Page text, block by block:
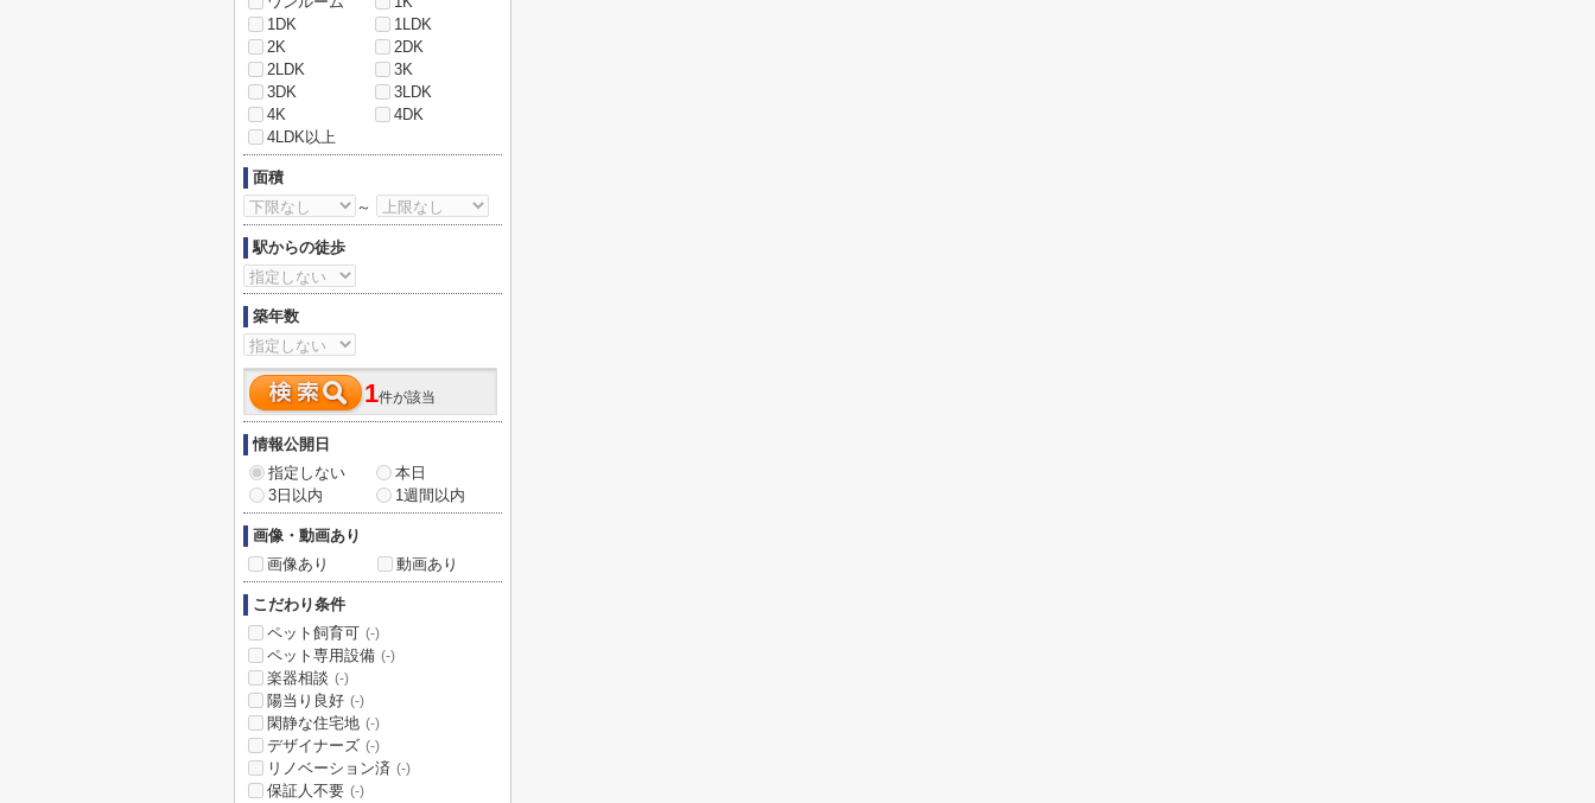
1DK
1LDK
2K
2DK
2LDK
3K
3DK
3LDK
4K
4DK
4LDK以上
面積
～
駅からの徒歩
築年数
1件が該当
情報公開日
指定しない
本日
3日以内
1週間以内
画像・動画あり
画像あり
動画あり
こだわり条件
ペット飼育可 (-)
ペット専用設備 (-)
楽器相談 (-)
陽当り良好 (-)
閑静な住宅地 (-)
デザイナーズ (-)
リノベーション済 (-)
保証人不要 (-)